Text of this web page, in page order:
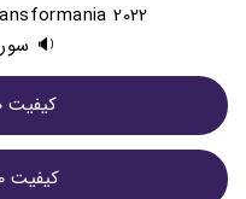
2022
🔉
کيفيت ۷۲۰ وب دی ال
کيفيت ۱۰۸۰ وب دی ال